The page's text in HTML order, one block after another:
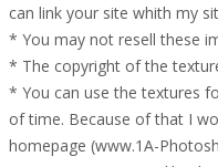
can link your site whith my
* You may not resell these
* The copyright of the
* You can use the textures
of time. Because of that I
homepage (www.1A-